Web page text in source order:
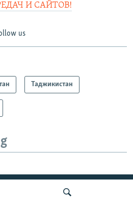
И САЙТОВ!
us
Таджикистан